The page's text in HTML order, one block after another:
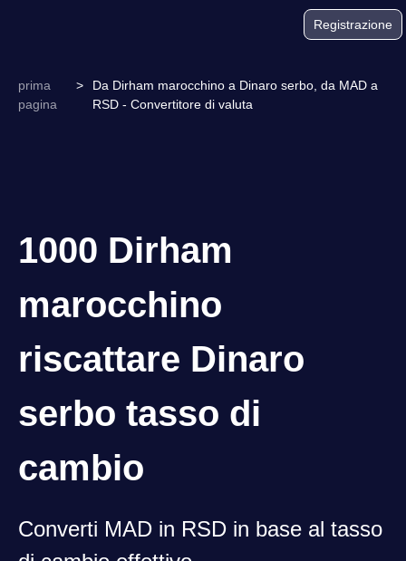
Registrazione
prima
pagina
>
Da Dirham marocchino a Dinaro serbo, da MAD a
RSD - Convertitore di valuta
1000 Dirham
marocchino
riscattare Dinaro
serbo tasso di
cambio
Converti MAD in RSD in base al tasso